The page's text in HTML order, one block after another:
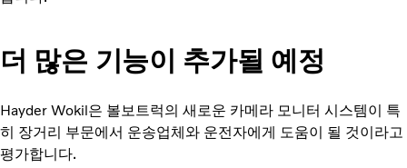
더 많은 기능이 추가될 예정
Hayder Wokil은 볼보트럭의 새로운 카메라 모니터 시스템이 특
히 장거리 부문에서 운송업체와 운전자에게 도움이 될 것이라고
평가합니다.